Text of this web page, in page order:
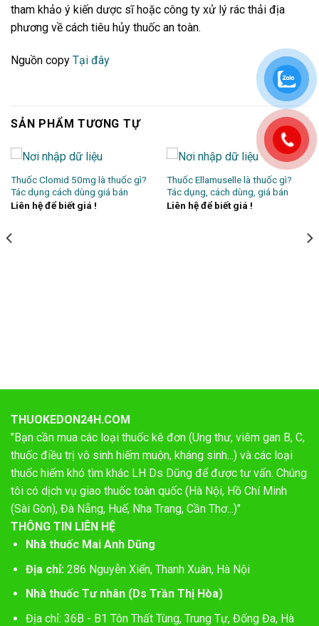
tham khảo ý kiến dược sĩ hoặc công ty xử lý rác thải địa
phương về cách tiêu hủy thuốc an toàn.
Nguồn copy Tại đây
SẢN PHẨM TƯƠNG TỰ
Thuốc Clomid 50mg là thuốc gì?
Tác dụng cách dùng giá bán
Liên hệ để biết giá !
Thuốc Ellamuselle là thuốc gì?
Tác dụng, cách dùng, giá bán
Liên hệ để biết giá !
THUOKEDON24H.COM
"Bạn cần mua các loại thuốc kê đơn (Ung thư, viêm gan B, C,
thuốc điều trị vô sinh hiếm muộn, kháng sinh...) và các loại
thuốc hiếm khó tìm khác LH Ds Dũng để được tư vấn. Chúng
tôi có dịch vụ giao thuốc toàn quốc (Hà Nội, Hồ Chí Minh
(Sài Gòn), Đà Nẵng, Huế, Nha Trang, Cần Thơ...)"
THÔNG TIN LIÊN HỆ
Nhà thuốc Mai Anh Dũng
Địa chỉ:286 Nguyễn Xiển, Thanh Xuân, Hà Nội
Nhà thuốc Tư nhân (Ds Trần Thị Hòa)
Địa chỉ: 36B - B1 Tôn Thất Tùng, Trung Tự, Đống Đa, Hà